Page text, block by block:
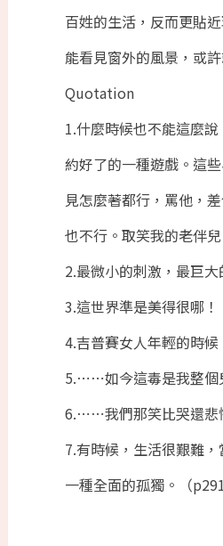
百姓的生活，反而更貼
能看見窗外的風景，或
Quotation
1.什麼時候也不能這麼
約好了的一種遊戲。這
見怎麼著都行，罵他，
也不行。取笑我的老伴
2.最微小的刺激，最巨
3.這世界準是美得很哪
4.吉普賽女人年輕的時
5.⋯⋯如今這毒是我整個
6.⋯⋯我們那笑比哭還悲
7.有時候，生活很艱難
一種全面的孤獨。（